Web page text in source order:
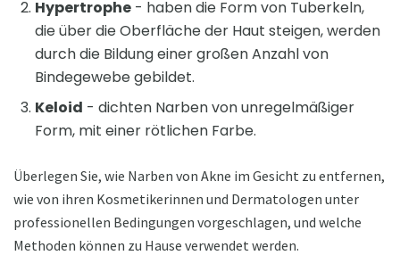
Hypertrophe - haben die Form von Tuberkeln,
die über die Oberfläche der Haut steigen, werden
durch die Bildung einer großen Anzahl von
Bindegewebe gebildet.
Keloid - dichten Narben von unregelmäßiger
Form, mit einer rötlichen Farbe.
Überlegen Sie, wie Narben von Akne im Gesicht zu entfernen,
wie von ihren Kosmetikerinnen und Dermatologen unter
professionellen Bedingungen vorgeschlagen, und welche
Methoden können zu Hause verwendet werden.